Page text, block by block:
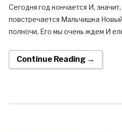
Сегодня год кончается И,
повстречается Мальчишка
полночи, Его мы очень ждем И
Continue Reading →